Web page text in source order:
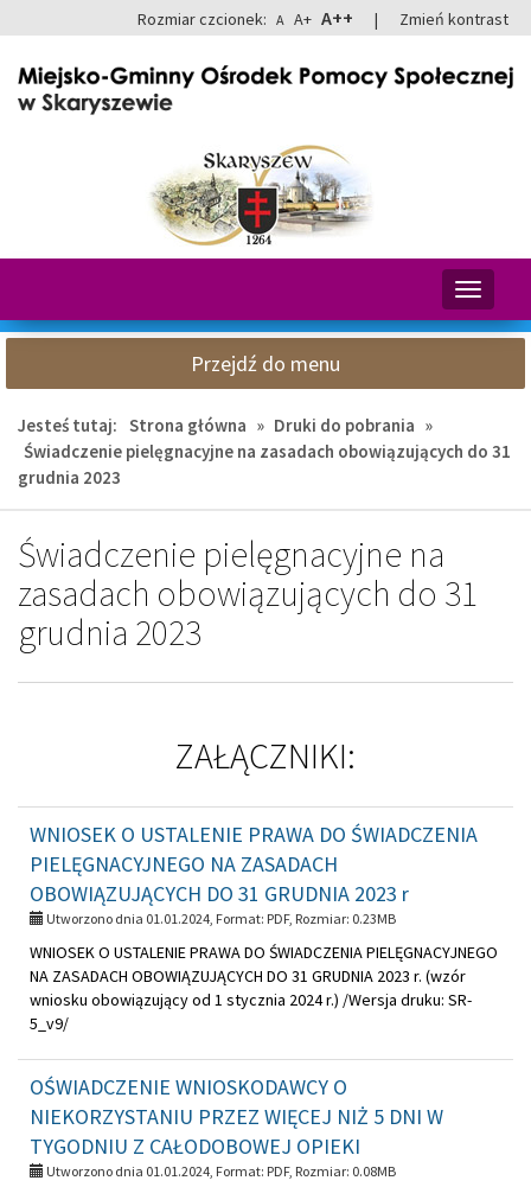
do
treści
do
Rozmiar czcionek: A A+ A++ | Zmień kontrast
Przełącz
Przejdź do menu
Jesteś tutaj: Strona główna » Druki do pobrania »
Świadczenie pielęgnacyjne na zasadach obowiązujących do 31
grudnia 2023
Świadczenie pielęgnacyjne na
zasadach obowiązujących do 31
grudnia 2023
ZAŁĄCZNIKI:
WNIOSEK O USTALENIE PRAWA DO ŚWIADCZENIA
PIELĘGNACYJNEGO NA ZASADACH
OBOWIĄZUJĄCYCH DO 31 GRUDNIA 2023 r
Utworzono dnia 01.01.2024, Format: PDF, Rozmiar: 0.23MB
WNIOSEK O USTALENIE PRAWA DO ŚWIADCZENIA PIELĘGNACYJNEGO
NA ZASADACH OBOWIĄZUJĄCYCH DO 31 GRUDNIA 2023 r. (wzór
wniosku obowiązujący od 1 stycznia 2024 r.) /Wersja druku: SR-
5_v9/
OŚWIADCZENIE WNIOSKODAWCY O
NIEKORZYSTANIU PRZEZ WIĘCEJ NIŻ 5 DNI W
TYGODNIU Z CAŁODOBOWEJ OPIEKI
Utworzono dnia 01.01.2024, Format: PDF, Rozmiar: 0.08MB